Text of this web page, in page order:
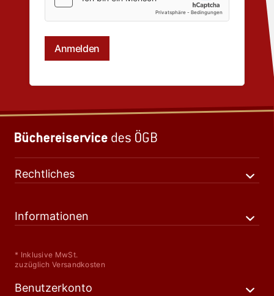
Rechtliches
Informationen
* Inklusive MwSt.
zuzüglich Versandkosten
Benutzerkonto